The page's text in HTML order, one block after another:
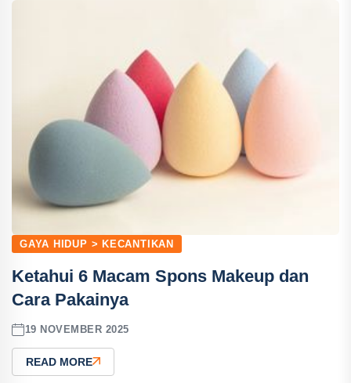
GAYA HIDUP > KECANTIKAN
Ketahui 6 Macam Spons Makeup dan
Cara Pakainya
19 NOVEMBER 2025
READ MORE